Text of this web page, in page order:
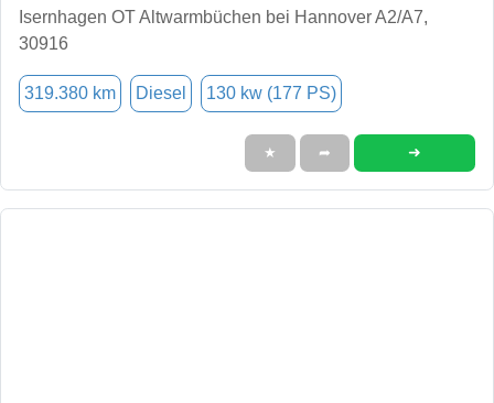
Isernhagen OT Altwarmbüchen bei Hannover A2/A7,
30916
319.380 km Diesel 130 kw (177 PS)
★ ➦ ➜